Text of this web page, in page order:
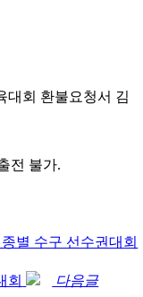
대회 환불요청서 김
전 불가.
별 수구 선수권대회
회
다음글